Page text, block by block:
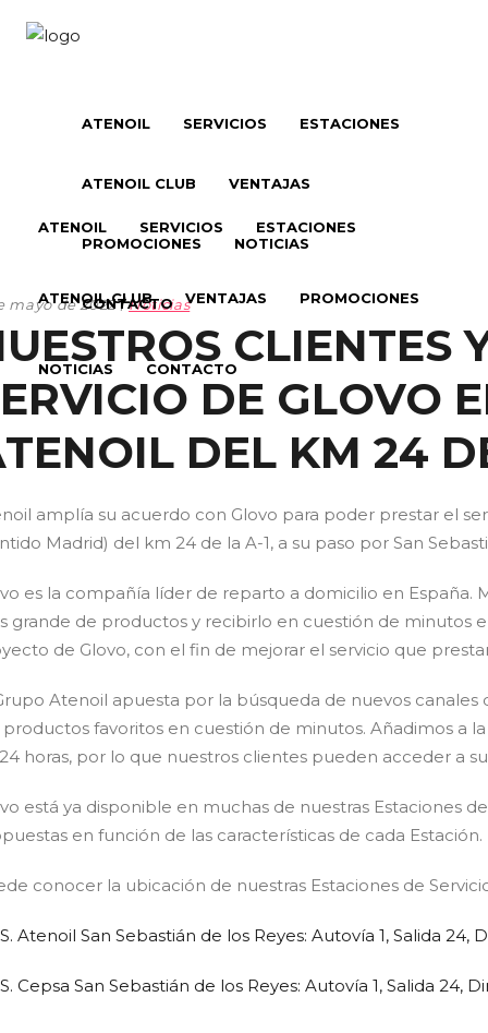
ATENOIL SERVICIOS ESTACIONES
ATENOIL CLUB VENTAJAS PROMOCIONES
NOTICIAS CONTACTO
ATENOIL SERVICIOS ESTACIONES
ATENOIL CLUB VENTAJAS
PROMOCIONES NOTICIAS
CONTACTO
mayo de 2022 Noticias
CLIENTES
DE GLOVO
DEL KM 24
amplía su acuerdo con Glovo para poder prestar el
Madrid) del km 24 de la A-1, a su paso por San
es la compañía líder de reparto a domicilio en
grande de productos y recibirlo en cuestión de minutos
de Glovo, con el fin de mejorar el servicio que
Atenoil apuesta por la búsqueda de nuevos
productos favoritos en cuestión de minutos. Añadimos a
horas, por lo que nuestros clientes pueden acceder a
está ya disponible en muchas de nuestras Estaciones
en función de las características de cada Estación.
conocer la ubicación de nuestras Estaciones de
Atenoil San Sebastián de los Reyes: Autovía 1, Salida
Cepsa San Sebastián de los Reyes: Autovía 1, Salida 24,